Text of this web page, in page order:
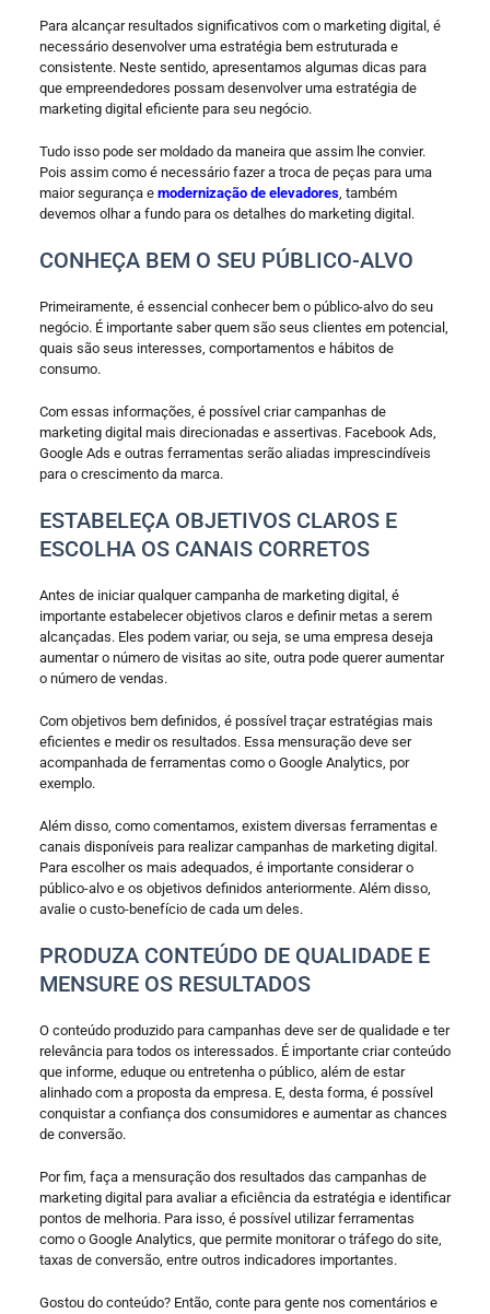
Para alcançar resultados significativos com o marketing digital, é
necessário desenvolver uma estratégia bem estruturada e
consistente. Neste sentido, apresentamos algumas dicas para
que empreendedores possam desenvolver uma estratégia de
marketing digital eficiente para seu negócio.
Tudo isso pode ser moldado da maneira que assim lhe convier.
Pois assim como é necessário fazer a troca de peças para uma
maior segurança e modernização de elevadores, também
devemos olhar a fundo para os detalhes do marketing digital.
CONHEÇA BEM O SEU PÚBLICO-ALVO
Primeiramente, é essencial conhecer bem o público-alvo do seu
negócio. É importante saber quem são seus clientes em potencial,
quais são seus interesses, comportamentos e hábitos de
consumo.
Com essas informações, é possível criar campanhas de
marketing digital mais direcionadas e assertivas. Facebook Ads,
Google Ads e outras ferramentas serão aliadas imprescindíveis
para o crescimento da marca.
ESTABELEÇA OBJETIVOS CLAROS E
ESCOLHA OS CANAIS CORRETOS
Antes de iniciar qualquer campanha de marketing digital, é
importante estabelecer objetivos claros e definir metas a serem
alcançadas. Eles podem variar, ou seja, se uma empresa deseja
aumentar o número de visitas ao site, outra pode querer aumentar
o número de vendas.
Com objetivos bem definidos, é possível traçar estratégias mais
eficientes e medir os resultados. Essa mensuração deve ser
acompanhada de ferramentas como o Google Analytics, por
exemplo.
Além disso, como comentamos, existem diversas ferramentas e
canais disponíveis para realizar campanhas de marketing digital.
Para escolher os mais adequados, é importante considerar o
público-alvo e os objetivos definidos anteriormente. Além disso,
avalie o custo-benefício de cada um deles.
PRODUZA CONTEÚDO DE QUALIDADE E
MENSURE OS RESULTADOS
O conteúdo produzido para campanhas deve ser de qualidade e ter
relevância para todos os interessados. É importante criar conteúdo
que informe, eduque ou entretenha o público, além de estar
alinhado com a proposta da empresa. E, desta forma, é possível
conquistar a confiança dos consumidores e aumentar as chances
de conversão.
Por fim, faça a mensuração dos resultados das campanhas de
marketing digital para avaliar a eficiência da estratégia e identificar
pontos de melhoria. Para isso, é possível utilizar ferramentas
como o Google Analytics, que permite monitorar o tráfego do site,
taxas de conversão, entre outros indicadores importantes.
Gostou do conteúdo? Então, conte para gente nos comentários e